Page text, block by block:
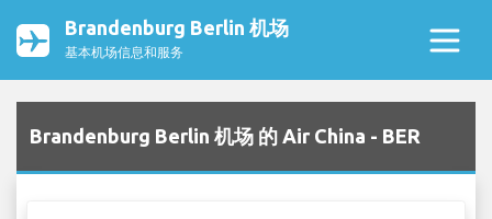
Brandenburg Berlin 机场
基本机场信息和服务
Brandenburg Berlin 机场 的 Air China - BER